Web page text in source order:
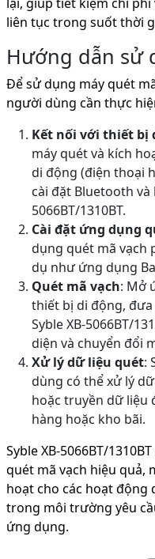
liên tục trong suốt thời
Hướng dẫn sử
Để sử dụng máy quét mã
người dùng cần thực
Kết nối với thiết bị
máy quét và kích
di động (điện thoại
cài đặt Bluetooth và
5066BT/1310BT.
Cài đặt ứng dụng
dụng quét mã vạch
dụ như ứng dụng
Quét mã vạch: Mở
thiết bị di động, đưa
Syble XB-5066BT/
diện và chuyển đổi
Xử lý dữ liệu quét:
dùng có thể xử lý
hoặc truyền dữ liệu
hàng hoặc kho bãi.
Syble XB-5066BT/
quét mã vạch hiệu quả,
hoạt cho các hoạt động
trong môi trường yêu
ứng dụng.